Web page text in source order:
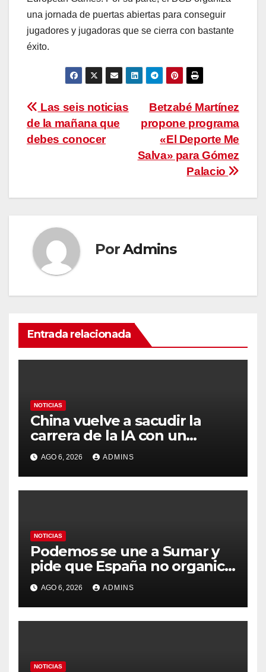
una jornada de puertas abiertas para conseguir
jugadores y jugadoras que se cierra con bastante
éxito.
Navegación
de
Betzabé Martínez
propone programa
«El Deporte Me
Salva» para Gómez
Palacio
Las seis noticias
de la mañana que
debes conocer
PorAdmins
Entrada relacionada
NOTICIAS
China vuelve a sacudir la
carrera de la IA con un
modelo capaz de trabajar
durante días sin intervención
humana
AGO 6, 2026 ADMINS
NOTICIAS
Podemos se une a Sumar y
pide que España no organice
el Mundial 2030 con
Marruecos por «atentar
contra la soberanía nacional»
AGO 6, 2026 ADMINS
NOTICIAS